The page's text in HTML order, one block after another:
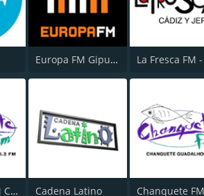
Europa FM Gipuzkoa
Chanquete FM Costa del Sol Cadena Latino